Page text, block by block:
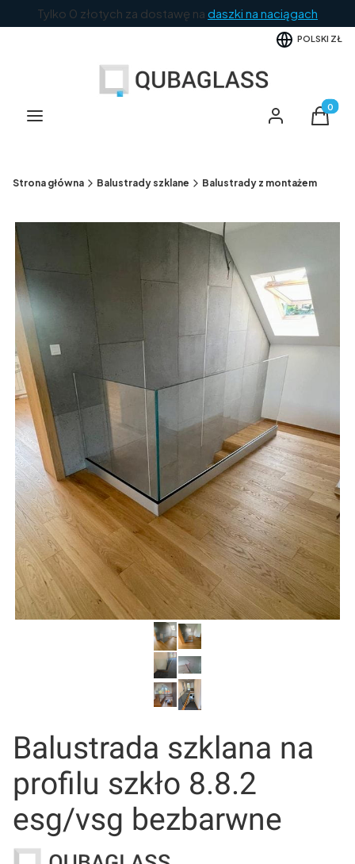
Tylko 0 złotych za dostawę na daszki na naciągach
POLSKI ZŁ
Menu
Zaloguj sięKoszyk
Strona główna Balustrady szklane Balustrady z montażem
Balustrada szklana na
profilu szkło 8.8.2
esg/vsg bezbarwne